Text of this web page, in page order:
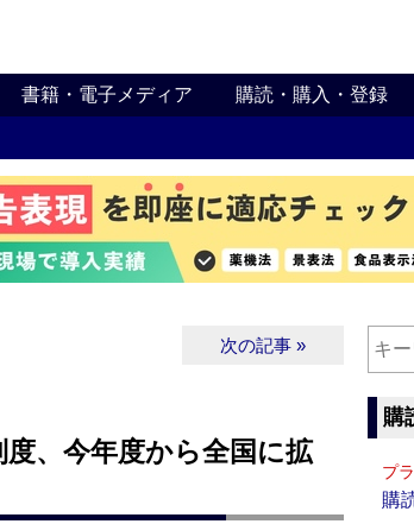
書籍・電子メディア 購読・購入・登録
次の記事 »
度、今年度から全国に拡
購
プ
購